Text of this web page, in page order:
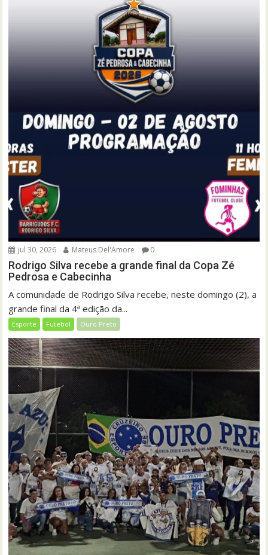
jul 30, 2026 Mateus Del'Amore 0
Rodrigo Silva recebe a grande final da Copa Zé
Pedrosa e Cabecinha
A comunidade de Rodrigo Silva recebe, neste domingo (2), a
grande final da 4ª edição da...
Esporte Futebol Ouro Preto